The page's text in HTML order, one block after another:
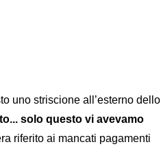
uno striscione all’esterno dello
solo questo vi avevamo
riferito ai mancati pagamenti